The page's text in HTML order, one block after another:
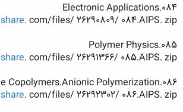
084.Electronic Applications
. com/files/ 26290809/ 084.AIPS. zip
085.Polymer Physics
. com/files/ 26291366/ 085.AIPS. zip
086.Polysiloxane Copolymers.Anionic Polymerization
. com/files/ 26292302/ 086.AIPS. zip